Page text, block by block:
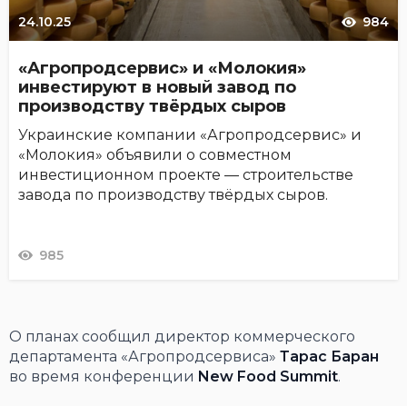
24.10.25 984
«Агропродсервис» и «Молокия»
инвестируют в новый завод по
производству твёрдых сыров
Украинские компании «Агропродсервис» и
«Молокия» объявили о совместном
инвестиционном проекте — строительстве
завода по производству твёрдых сыров.
985
О планах сообщил директор коммерческого
департамента «Агропродсервиса» Тарас Баран
во время конференции New Food Summit.